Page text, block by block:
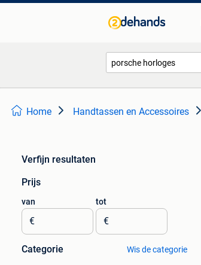
Home Handtassen en Accessoires
Verfijn resultaten
Prijs
van
€
tot
€
Categorie Wis de categorie